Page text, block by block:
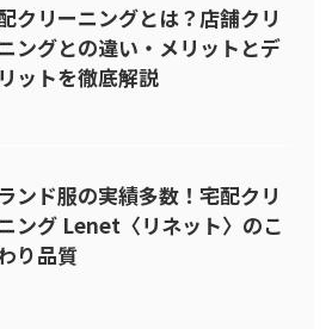
クリーニングとは？店舗クリ
ングとの違い・メリットとデ
ットを徹底解説
ンド服の実績多数！宅配クリ
ング Lenet〈リネット〉のこ
り品質